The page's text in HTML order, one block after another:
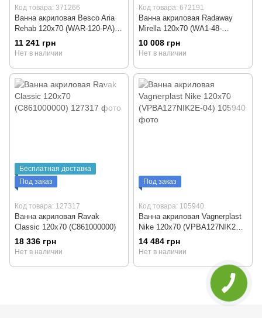
Код товара: 371266
Ванна акриловая Besco Aria
Rehab 120x70 (WAR-120-PA)
без ножек с отверстиями под
ручки
11 241 грн
Нет в наличии
Код товара: 672191
Ванна акриловая Radaway
Mirella 120x70 (WA1-48-
120x070)
10 008 грн
Нет в наличии
Бесплатная доставка
Под заказ
Код товара: 127317
Ванна акриловая Ravak
Classic 120x70 (C861000000)
18 336 грн
Нет в наличии
Под заказ
Код товара: 105940
Ванна акриловая Vagnerplast
Nike 120x70 (VPBA127NIK2E-
04)
14 484 грн
Нет в наличии